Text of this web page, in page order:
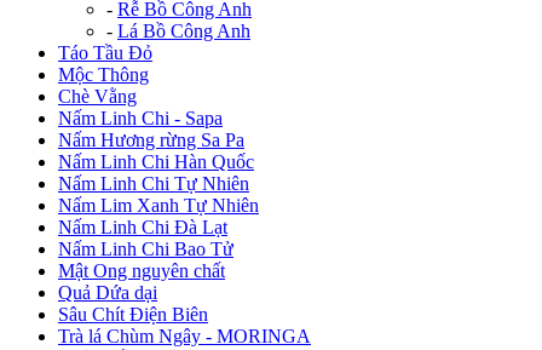
- Rễ Bồ Công Anh
- Lá Bồ Công Anh
Táo Tầu Đỏ
Mộc Thông
Chè Vằng
Nấm Linh Chi - Sapa
Nấm Hương rừng Sa Pa
Nấm Linh Chi Hàn Quốc
Nấm Linh Chi Tự Nhiên
Nấm Lim Xanh Tự Nhiên
Nấm Linh Chi Đà Lạt
Nấm Linh Chi Bao Tử
Mật Ong nguyên chất
Quả Dứa dại
Sâu Chít Điện Biên
Trà lá Chùm Ngây - MORINGA